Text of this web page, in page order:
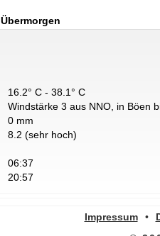
Übermorgen
16.2° C - 38.1° C
Windstärke 3 aus NNO, in Böen
0 mm
8.2 (sehr hoch)
06:37
20:57
Impressum •